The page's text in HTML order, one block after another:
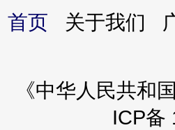
首页 关于我们
《中华人民共和
ICP备